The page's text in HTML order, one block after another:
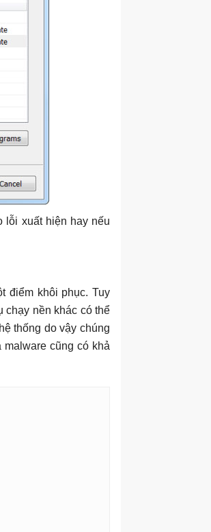
lỗi xuất hiện hay nếu
điểm khôi phục. Tuy
chạy nền khác có thể
thống do vậy chúng
cũng có khả